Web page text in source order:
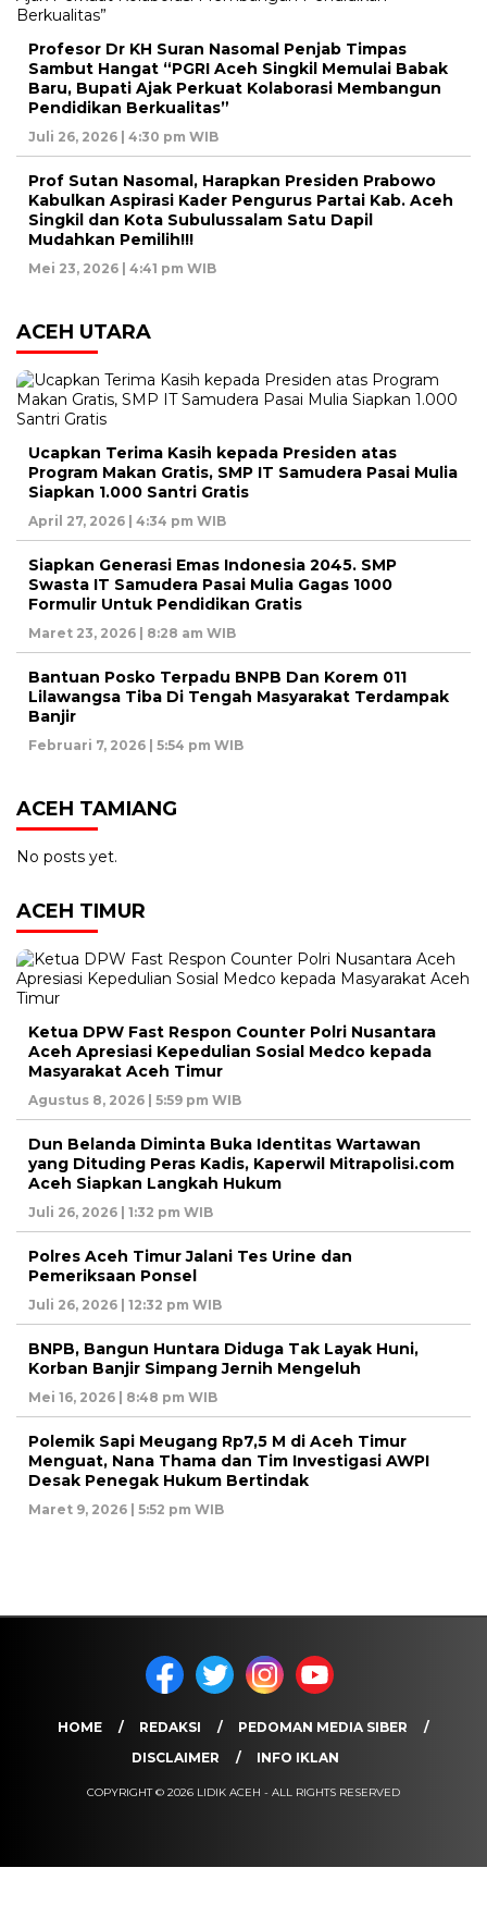
Profesor Dr KH Suran Nasomal Penjab Timpas
Sambut Hangat “PGRI Aceh Singkil Memulai Babak
Baru, Bupati Ajak Perkuat Kolaborasi Membangun
Pendidikan Berkualitas”
Juli 26, 2026 | 4:30 pm WIB
Prof Sutan Nasomal, Harapkan Presiden Prabowo
Kabulkan Aspirasi Kader Pengurus Partai Kab. Aceh
Singkil dan Kota Subulussalam Satu Dapil
Mudahkan Pemilih!!!
Mei 23, 2026 | 4:41 pm WIB
ACEH UTARA
Ucapkan Terima Kasih kepada Presiden atas
Program Makan Gratis, SMP IT Samudera Pasai Mulia
Siapkan 1.000 Santri Gratis
April 27, 2026 | 4:34 pm WIB
Siapkan Generasi Emas Indonesia 2045. SMP
Swasta IT Samudera Pasai Mulia Gagas 1000
Formulir Untuk Pendidikan Gratis
Maret 23, 2026 | 8:28 am WIB
Bantuan Posko Terpadu BNPB Dan Korem 011
Lilawangsa Tiba Di Tengah Masyarakat Terdampak
Banjir
Februari 7, 2026 | 5:54 pm WIB
ACEH TAMIANG
No posts yet.
ACEH TIMUR
Ketua DPW Fast Respon Counter Polri Nusantara
Aceh Apresiasi Kepedulian Sosial Medco kepada
Masyarakat Aceh Timur
Agustus 8, 2026 | 5:59 pm WIB
Dun Belanda Diminta Buka Identitas Wartawan
yang Dituding Peras Kadis, Kaperwil Mitrapolisi.com
Aceh Siapkan Langkah Hukum
Juli 26, 2026 | 1:32 pm WIB
Polres Aceh Timur Jalani Tes Urine dan
Pemeriksaan Ponsel
Juli 26, 2026 | 12:32 pm WIB
BNPB, Bangun Huntara Diduga Tak Layak Huni,
Korban Banjir Simpang Jernih Mengeluh
Mei 16, 2026 | 8:48 pm WIB
Polemik Sapi Meugang Rp7,5 M di Aceh Timur
Menguat, Nana Thama dan Tim Investigasi AWPI
Desak Penegak Hukum Bertindak
Maret 9, 2026 | 5:52 pm WIB
HOME REDAKSI
PEDOMAN MEDIA SIBER
DISCLAIMER
INFO IKLAN
COPYRIGHT © 2026 LIDIK ACEH - ALL RIGHTS RESERVED